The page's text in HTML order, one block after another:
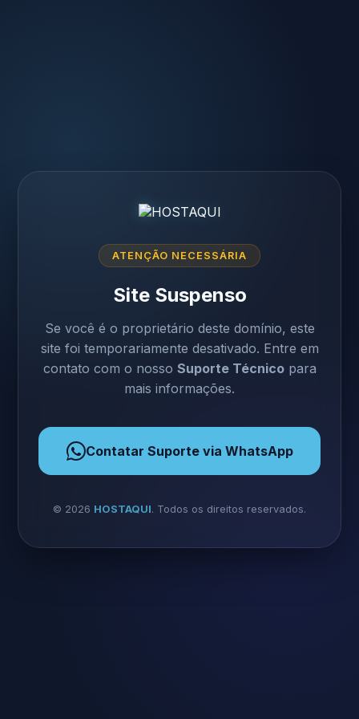
ATENÇÃO NECESSÁRIA
Site Suspenso
Se você é o proprietário deste domínio, este
site foi temporariamente desativado. Entre em
contato com o nosso Suporte Técnicopara
mais informações.
Contatar Suporte via WhatsApp
© 2026 HOSTAQUI. Todos os direitos reservados.